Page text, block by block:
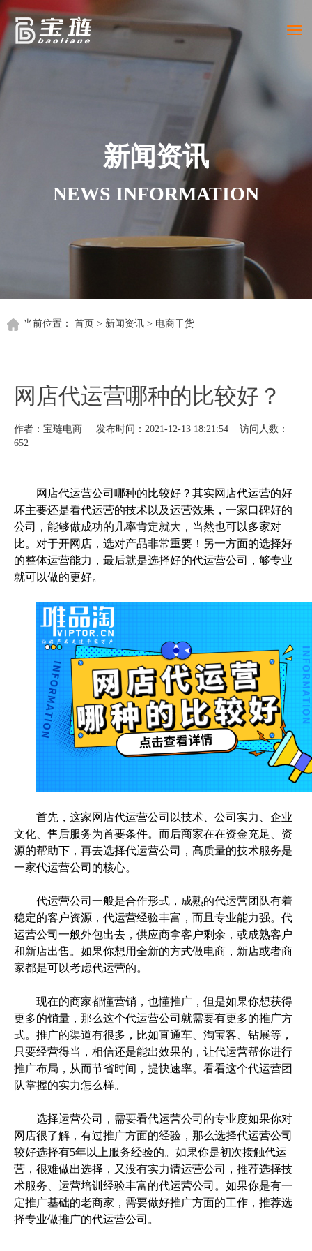
新闻资讯
NEWS INFORMATION
当前位置： 首页 > 新闻资讯> 电商干货
网店代运营哪种的比较好？
作者：宝琏电商 发布时间：2021-12-13 18:21:54 访问人数：
652
网店代运营公司哪种的比较好？其实网店代运营的好
坏主要还是看代运营的技术以及运营效果，一家口碑好的
公司，能够做成功的几率肯定就大，当然也可以多家对
比。对于开网店，选对产品非常重要！另一方面的选择好
的整体运营能力，最后就是选择好的代运营公司，够专业
就可以做的更好。
首先，这家网店代运营公司以技术、公司实力、企业
文化、售后服务为首要条件。而后商家在在资金充足、资
源的帮助下，再去选择代运营公司，高质量的技术服务是
一家代运营公司的核心。
代运营公司一般是合作形式，成熟的代运营团队有着
稳定的客户资源，代运营经验丰富，而且专业能力强。代
运营公司一般外包出去，供应商拿客户剩余，或成熟客户
和新店出售。如果你想用全新的方式做电商，新店或者商
家都是可以考虑代运营的。
现在的商家都懂营销，也懂推广，但是如果你想获得
更多的销量，那么这个代运营公司就需要有更多的推广方
式。推广的渠道有很多，比如直通车、淘宝客、钻展等，
只要经营得当，相信还是能出效果的，让代运营帮你进行
推广布局，从而节省时间，提快速率。看看这个代运营团
队掌握的实力怎么样。
选择运营公司，需要看代运营公司的专业度如果你对
网店很了解，有过推广方面的经验，那么选择代运营公司
较好选择有5年以上服务经验的。如果你是初次接触代运
营，很难做出选择，又没有实力请运营公司，推荐选择技
术服务、运营培训经验丰富的代运营公司。如果你是有一
定推广基础的老商家，需要做好推广方面的工作，推荐选
择专业做推广的代运营公司。